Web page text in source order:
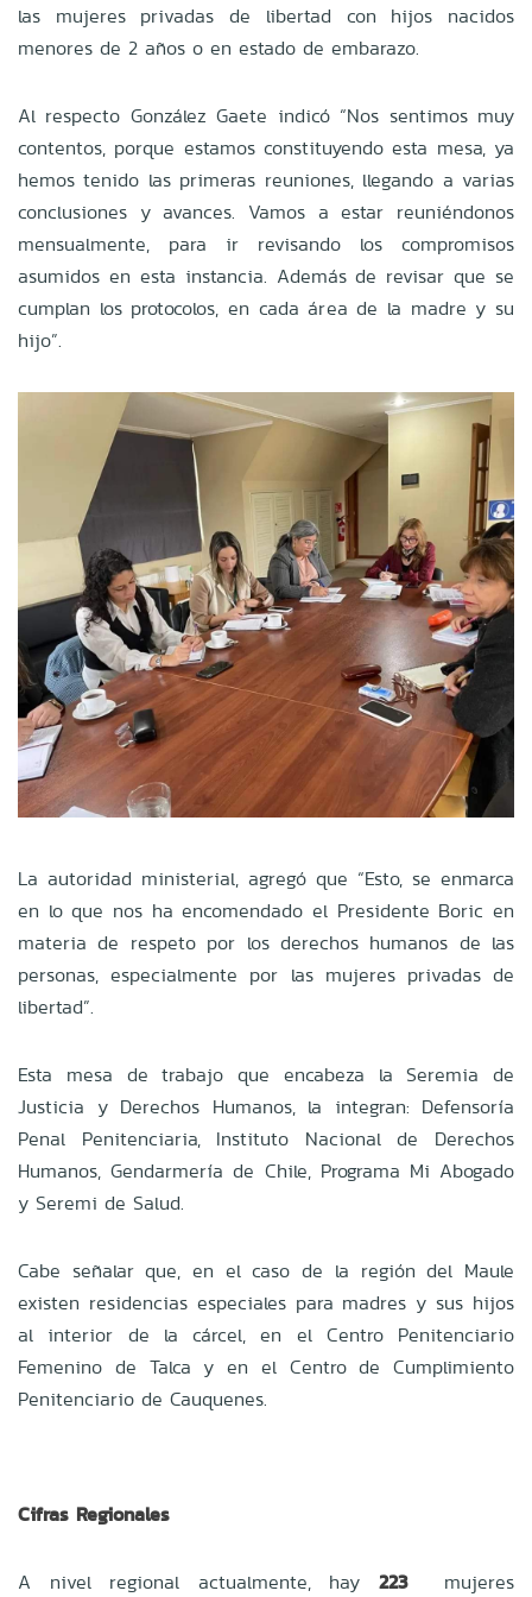
las mujeres privadas de libertad con hijos nacidos
menores de 2 años o en estado de embarazo.
Al respecto González Gaete indicó “Nos sentimos muy
contentos, porque estamos constituyendo esta mesa, ya
hemos tenido las primeras reuniones, llegando a varias
conclusiones y avances. Vamos a estar reuniéndonos
mensualmente, para ir revisando los compromisos
asumidos en esta instancia. Además de revisar que se
cumplan los protocolos, en cada área de la madre y su
hijo”.
La autoridad ministerial, agregó que “Esto, se enmarca
en lo que nos ha encomendado el Presidente Boric en
materia de respeto por los derechos humanos de las
personas, especialmente por las mujeres privadas de
libertad”.
Esta mesa de trabajo que encabeza la Seremia de
Justicia y Derechos Humanos, la integran: Defensoría
Penal Penitenciaria, Instituto Nacional de Derechos
Humanos, Gendarmería de Chile, Programa Mi Abogado
y Seremi de Salud.
Cabe señalar que, en el caso de la región del Maule
existen residencias especiales para madres y sus hijos
al interior de la cárcel, en el Centro Penitenciario
Femenino de Talca y en el Centro de Cumplimiento
Penitenciario de Cauquenes.
Cifras Regionales
A nivel regional actualmente, hay 223 mujeres